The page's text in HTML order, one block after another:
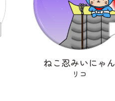
ねこ忍みいにゃん
リコ